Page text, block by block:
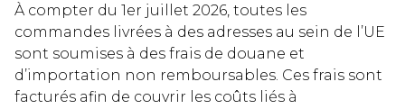
À compter du 1er juillet 2026, toutes les
commandes livrées à des adresses au sein de l’UE
sont soumises à des frais de douane et
d’importation non remboursables. Ces frais sont
facturés afin de couvrir les coûts liés à